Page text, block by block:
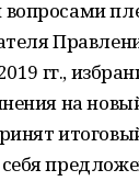
гг.,
на